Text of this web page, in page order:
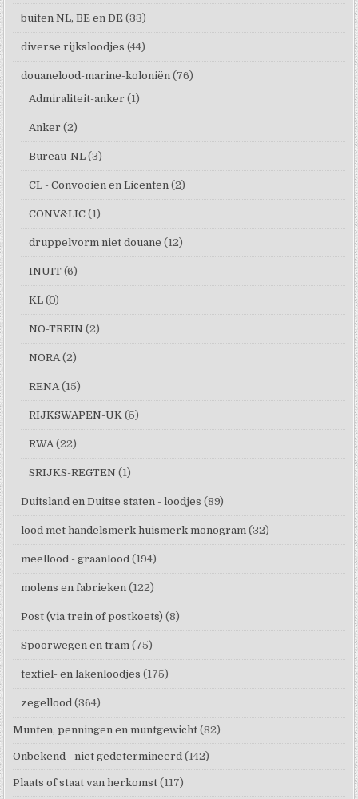
buiten NL, BE en DE (33)
diverse rijksloodjes (44)
douanelood-marine-koloniën (76)
Admiraliteit-anker (1)
Anker (2)
Bureau-NL (3)
CL - Convooien en Licenten (2)
CONV&LIC (1)
druppelvorm niet douane (12)
INUIT (6)
KL (0)
NO-TREIN (2)
NORA (2)
RENA (15)
RIJKSWAPEN-UK (5)
RWA (22)
SRIJKS-REGTEN (1)
Duitsland en Duitse staten - loodjes (89)
lood met handelsmerk huismerk monogram (32)
meellood - graanlood (194)
molens en fabrieken (122)
Post (via trein of postkoets) (8)
Spoorwegen en tram (75)
textiel- en lakenloodjes (175)
zegellood (364)
Munten, penningen en muntgewicht (82)
Onbekend - niet gedetermineerd (142)
Plaats of staat van herkomst (117)